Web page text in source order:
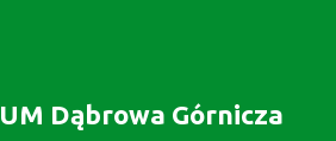
UM Dąbrowa Górnicza